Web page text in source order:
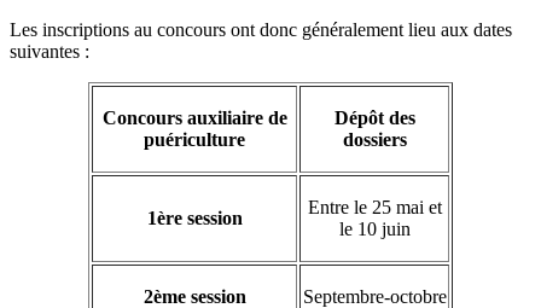
Les inscriptions au concours ont donc généralement lieu aux dates
suivantes :
Concours auxiliaire de
puériculture
Dépôt des
dossiers
1ère session
Entre le 25 mai et
le 10 juin
2ème session Septembre-octobre